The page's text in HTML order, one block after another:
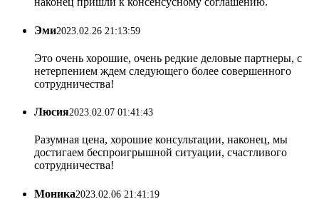
Эми2023.02.26 21:13:59
Это очень хорошие, очень редкие деловые партнеры, с
нетерпением ждем следующего более совершенного
сотрудничества!
Люсия2023.02.07 01:41:43
Разумная цена, хорошие консультации, наконец, мы
достигаем беспроигрышной ситуации, счастливого
сотрудничества!
Моника2023.02.06 21:41:19